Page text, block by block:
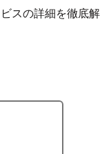
スの詳細を徹底解